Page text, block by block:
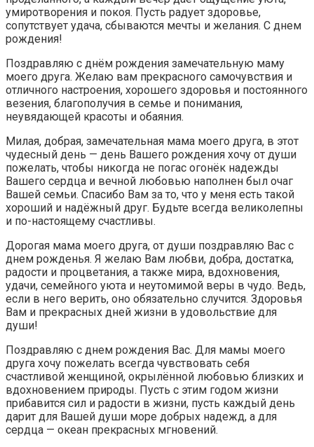
умиротворения и покоя. Пусть радует здоровье,
сопутствует удача, сбываются мечты и желания. С днем
рождения!
Поздравляю с днём рождения замечательную маму
моего друга. Желаю вам прекрасного самочувствия и
отличного настроения, хорошего здоровья и постоянного
везения, благополучия в семье и понимания,
неувядающей красоты и обаяния.
Милая, добрая, замечательная мама моего друга, в этот
чудесный день — день Вашего рождения хочу от души
пожелать, чтобы никогда не погас огонёк надежды
Вашего сердца и вечной любовью наполнен был очаг
Вашей семьи. Спасибо Вам за то, что у меня есть такой
хороший и надёжный друг. Будьте всегда великолепны
и по-настоящему счастливы.
Дорогая мама моего друга, от души поздравляю Вас с
днем рожденья. Я желаю Вам любви, добра, достатка,
радости и процветания, а также мира, вдохновения,
удачи, семейного уюта и неутомимой веры в чудо. Ведь,
если в него верить, оно обязательно случится. Здоровья
Вам и прекрасных дней жизни в удовольствие для
души!
Поздравляю с днем рождения Вас. Для мамы моего
друга хочу пожелать всегда чувствовать себя
счастливой женщиной, окрылённой любовью близких и
вдохновением природы. Пусть с этим годом жизни
прибавится сил и радости в жизни, пусть каждый день
дарит для Вашей души море добрых надежд, а для
сердца — океан прекрасных мгновений.